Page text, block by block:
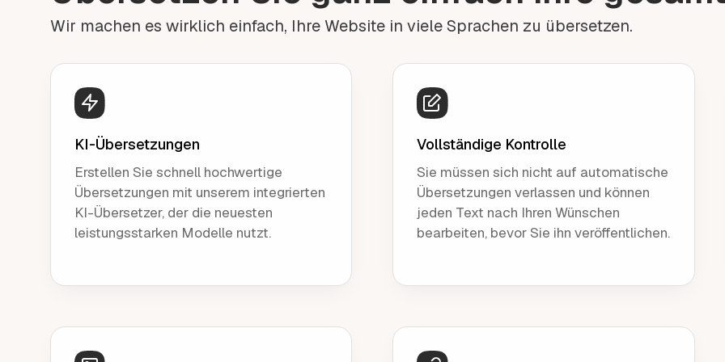
Wir machen es wirklich einfach, Ihre Website in viele Sprachen zu übersetzen.
KI-Übersetzungen
Erstellen Sie schnell hochwertige
Übersetzungen mit unserem integrierten
KI-Übersetzer, der die neuesten
leistungsstarken Modelle nutzt.
Vollständige Kontrolle
Sie müssen sich nicht auf automatische
Übersetzungen verlassen und können
jeden Text nach Ihren Wünschen
bearbeiten, bevor Sie ihn veröffentlichen.